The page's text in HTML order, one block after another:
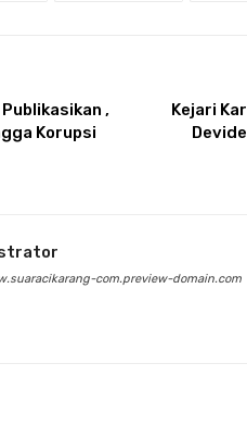
,
Korupsi
Kejari
com.preview-domain.com